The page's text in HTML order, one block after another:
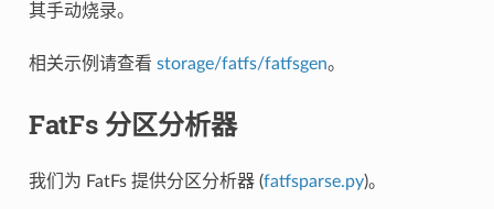
其手动烧录。
相关示例请查看 storage/fatfs/fatfsgen。
FatFs 分区分析器
我们为 FatFs 提供分区分析器 (fatfsparse.py)。